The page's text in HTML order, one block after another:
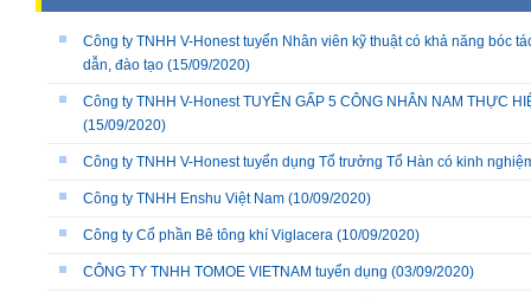
Công ty TNHH V-Honest tuyển Nhân viên kỹ thuật có khả năng bóc
dẫn, đào tạo (15/09/2020)
Công ty TNHH V-Honest TUYỂN GẤP 5 CÔNG NHÂN NAM THỰC
(15/09/2020)
Công ty TNHH V-Honest tuyển dụng Tổ trưởng Tổ Hàn có kinh
Công ty TNHH Enshu Việt Nam (10/09/2020)
Công ty Cổ phần Bê tông khí Viglacera (10/09/2020)
CÔNG TY TNHH TOMOE VIETNAM tuyển dụng (03/09/2020)